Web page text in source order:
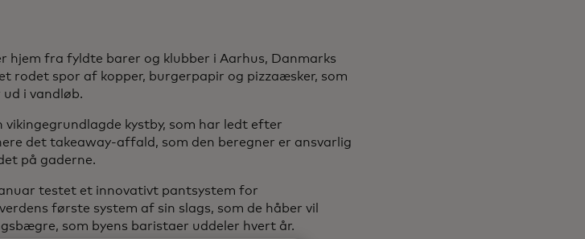
hjem fra fyldte barer og klubber i Aarhus, Danmarks
rodet spor af kopper, burgerpapir og pizzaæsker, som
i vandløb.
kystby, som har ledt efter
det takeaway-affald, som den beregner er ansvarlig
på gaderne.
testet et innovativt pantsystem for
første system af sin slags, som de håber vil
som byens baristaer uddeler hvert år.